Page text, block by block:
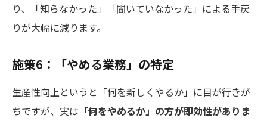
り、「知らなかった」「聞いていなかった」による手戻
りが大幅に減ります。
施策6：「やめる業務」の特定
生産性向上というと「何を新しくやるか」に目が行きが
ちですが、実は 「何をやめるか」の方が即効性がありま